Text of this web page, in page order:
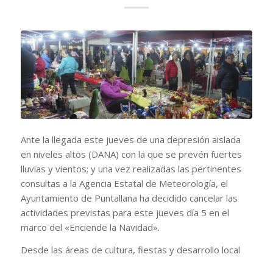
Ante la llegada este jueves de una depresión aislada
en niveles altos (DANA) con la que se prevén fuertes
lluvias y vientos; y una vez realizadas las pertinentes
consultas a la Agencia Estatal de Meteorología, el
Ayuntamiento de Puntallana ha decidido cancelar las
actividades previstas para este jueves día 5 en el
marco del «Enciende la Navidad».
Desde las áreas de cultura, fiestas y desarrollo local